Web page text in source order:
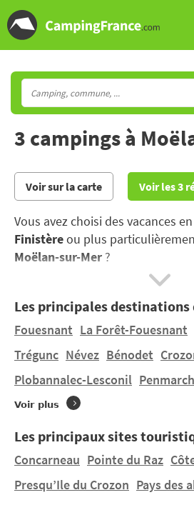
3 campings à
Voir sur la carte Voir les 3
Vous avez choisi des vacances
Finistèreou plus
Moëlan-sur-Mer ?
possède des atouts
l'aspect souvent magique et un
et religieux à découvrir.
Vous souhaitez un séjour un
location mobil-home à
Moëlan-sur-Meret 13 campings
Découvrez L'ÎLE PERCÉE, LA
MOOR.
Les principales destinations
Fouesnant La Forêt-Fouesnant
Trégunc Névez Bénodet
Plobannalec-Lesconil Penmarch
Voir plus
Les principaux sites
Concarneau Pointe du Raz
Presqu’Ile du Crozon Pays des